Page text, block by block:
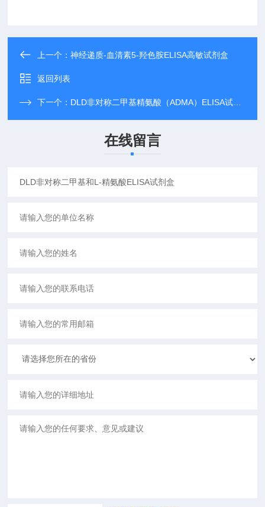
上一个：神经递质-血清素5-羟色胺ELISA高敏试剂盒
返回列表
下一个： DLD非对称二甲基精氨酸（ADMA）ELISA试剂盒
在线留言